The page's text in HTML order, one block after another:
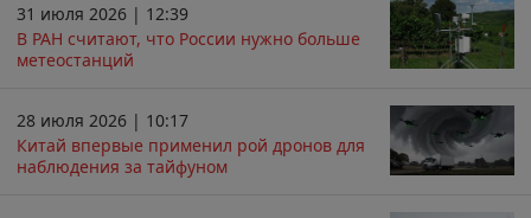
31 июля 2026 | 12:39
В РАН считают, что России нужно больше
метеостанций
28 июля 2026 | 10:17
Китай впервые применил рой дронов для
наблюдения за тайфуном